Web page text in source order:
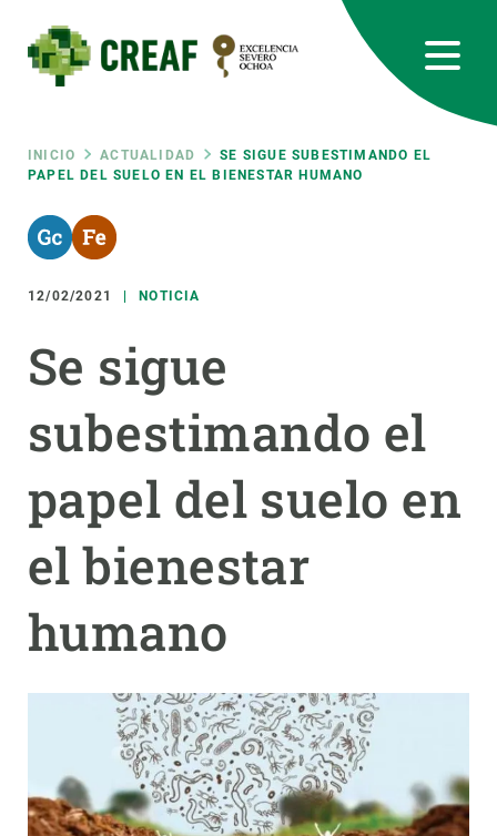
contenido
principal
Ruta
de
navegación
INICIO ACTUALIDAD
SE SIGUE SUBESTIMANDO EL
PAPEL DEL SUELO EN EL BIENESTAR HUMANO
12/02/2021 NOTICIA
Se sigue
subestimando el
papel del suelo en
el bienestar
humano
RRSS
Featured
responsive
INTRANET
Responsive
menu
INVESTIGACIÓN
CIENCIA EN ACCIÓN
ÚNETE A NOSOTROS
PARTICIPA